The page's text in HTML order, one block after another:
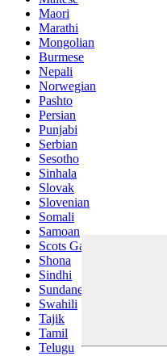
Maori
Marathi
Mongolian
Burmese
Nepali
Norwegian
Pashto
Persian
Punjabi
Serbian
Sesotho
Sinhala
Slovak
Slovenian
Somali
Samoan
Scots Gaelic
Shona
Sindhi
Sundanese
Swahili
Tajik
Tamil
Telugu